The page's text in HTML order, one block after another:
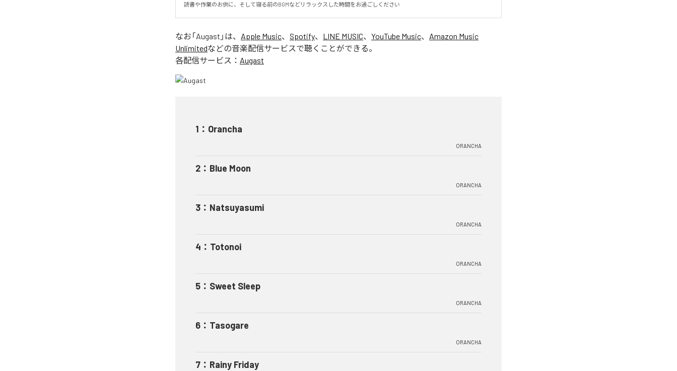
読書や作業のお供に、そして寝る前のBGMなどリラックスした時間をお過ごしください
なお「Augast 」は、 Apple Music、 Spotify、 LINE MUSIC、 YouTube Music、 Amazon Music
Unlimitedなどの音楽配信サービスで聴くことができる。
各配信サービス： Augast
1 ： Orancha
ORANCHA
2 ： Blue Moon
ORANCHA
3 ： Natsuyasumi
ORANCHA
4 ： Totonoi
ORANCHA
5 ： Sweet Sleep
ORANCHA
6 ： Tasogare
ORANCHA
7 ： Rainy Friday